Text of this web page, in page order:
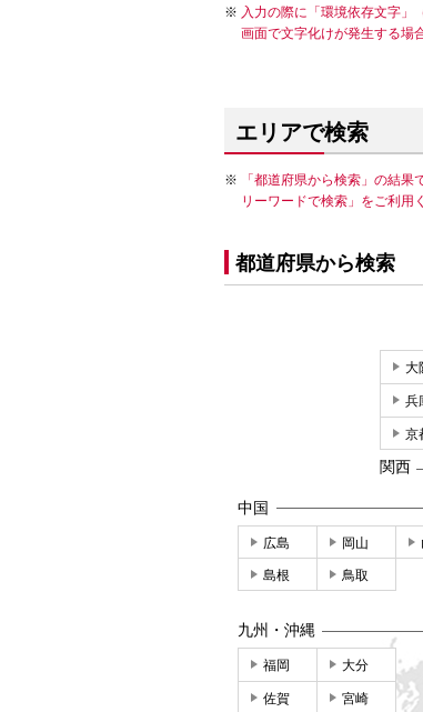
入力の際に「環境依存文字」
画面で文字化けが発生する場
エリアで検索
「都道府県から検索」の結
リーワードで検索」をご利用
都道府県から検索
大
兵
京
関西
中国
広島 岡山
島根 鳥取
九州・沖縄
福岡 大分
佐賀 宮崎